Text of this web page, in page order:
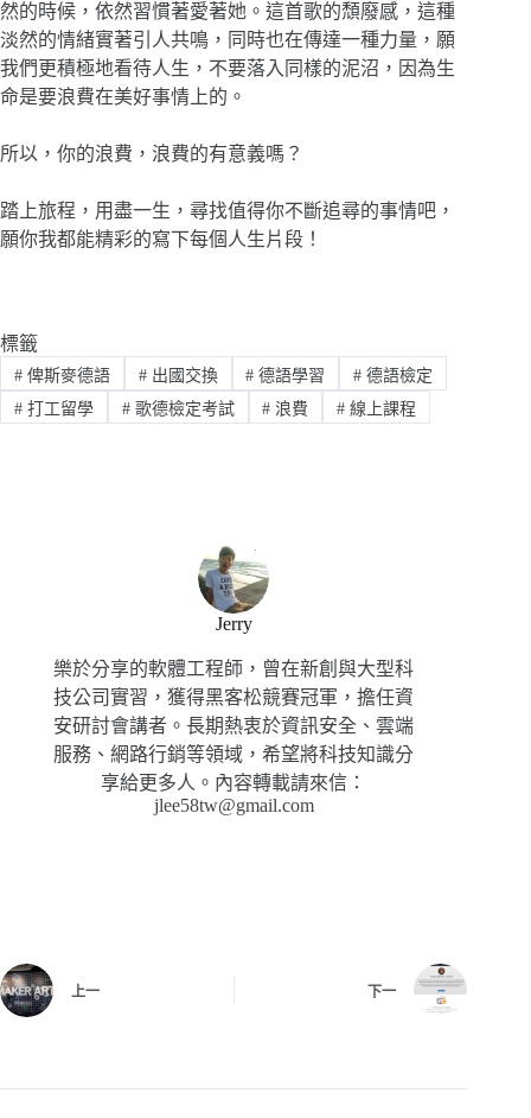
然的時候，依然習慣著愛著她。這首歌的頹廢感，這種
淡然的情緒實著引人共鳴，同時也在傳達一種力量，願
我們更積極地看待人生，不要落入同樣的泥沼，因為生
命是要浪費在美好事情上的。
所以，你的浪費，浪費的有意義嗎？
踏上旅程，用盡一生，尋找值得你不斷追尋的事情吧，
願你我都能精彩的寫下每個人生片段！
標籤
#俾斯麥德語 #出國交換 # 德語學習 # 德語檢定
#打工留學 #歌德檢定考試 # 浪費 # 線上課程
Jerry
樂於分享的軟體工程師，曾在新創與大型科
技公司實習，獲得黑客松競賽冠軍，擔任資
安研討會講者。長期熱衷於資訊安全、雲端
服務、網路行銷等領域，希望將科技知識分
享給更多人。內容轉載請來信：
jlee58tw@gmail.com
上一 下一